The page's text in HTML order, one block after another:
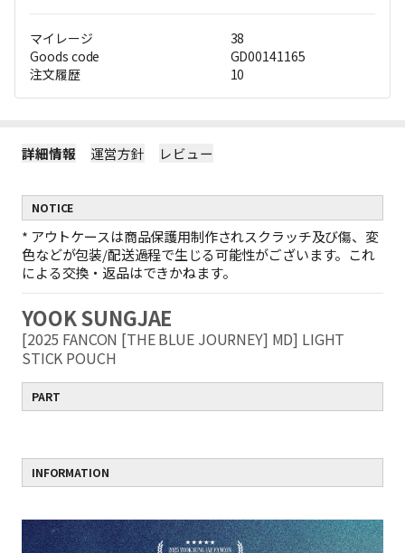
マイレージ
38
Goods code
GD00141165
注文履歴
10
詳細情報 運営方針 レビュー
NOTICE
* アウトケースは商品保護用制作されスクラッチ及び傷、変
色などが包装/配送過程で生じる可能性がございます。これ
による交換・返品はできかねます。
YOOK SUNGJAE
[2025 FANCON [THE BLUE JOURNEY] MD] LIGHT
STICK POUCH
PART
INFORMATION